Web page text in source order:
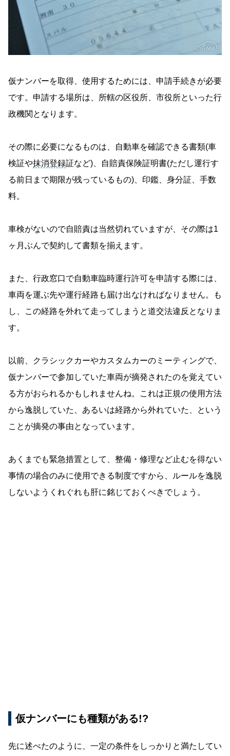
仮ナンバーを取得、使用するためには、申請手続きが必要
です。申請する場所は、所轄の区役所、市役所といった行
政機関となります。
その際に必要になるものは、自動車を確認できる書類(車
検証や抹消登録証など)、自賠責保険証明書(ただし運行す
る前日まで期限が残っているもの)、印鑑、身分証、手数
料。
車検がないので自賠責は当然切れていますが、その際は1
ヶ月ぶんで契約して書類を揃えます。
また、行政窓口で自動車臨時運行許可を申請する際には、
車両を運ぶ先や運行経路も届け出なければなりません。も
し、この経路を外れて走ってしまうと道交法違反となりま
す。
以前、クラシックカーやカスタムカーのミーティングで、
仮ナンバーで参加していた車両が摘発されたのを覚えてい
る方がおられるかもしれませんね。これは正規の使用方法
から逸脱していた、あるいは経路から外れていた、という
ことが摘発の事由となっています。
あくまでも緊急措置として、整備・修理など止むを得ない
事情の場合のみに使用できる制度ですから、ルールを逸脱
しないようくれぐれも肝に銘じておくべきでしょう。
仮ナンバーにも種類がある!?
先に述べたのように、一定の条件をしっかりと満たしてい